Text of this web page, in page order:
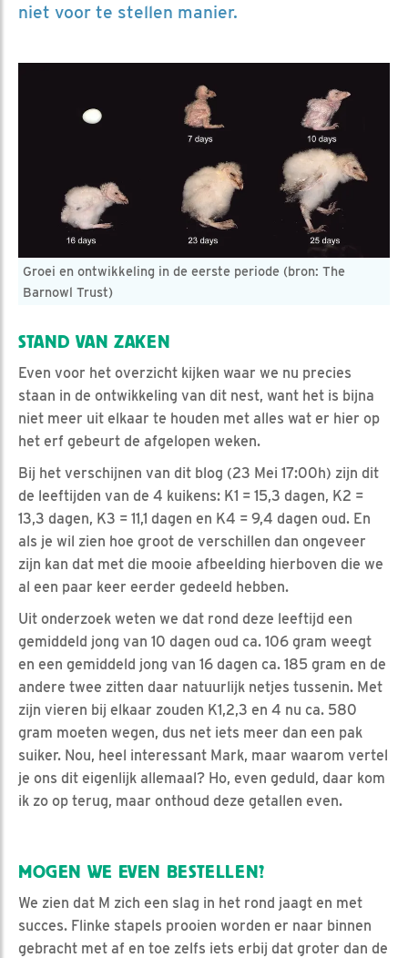
niet voor te stellen manier.
Groei en ontwikkeling in de eerste periode (bron: The
Barnowl Trust)
STAND VAN ZAKEN
Even voor het overzicht kijken waar we nu precies
staan in de ontwikkeling van dit nest, want het is bijna
niet meer uit elkaar te houden met alles wat er hier op
het erf gebeurt de afgelopen weken.
Bij het verschijnen van dit blog (23 Mei 17:00h) zijn dit
de leeftijden van de 4 kuikens: K1 = 15,3 dagen, K2 =
13,3 dagen, K3 = 11,1 dagen en K4 = 9,4 dagen oud. En
als je wil zien hoe groot de verschillen dan ongeveer
zijn kan dat met die mooie afbeelding hierboven die we
al een paar keer eerder gedeeld hebben.
Uit onderzoek weten we dat rond deze leeftijd een
gemiddeld jong van 10 dagen oud ca. 106 gram weegt
en een gemiddeld jong van 16 dagen ca. 185 gram en de
andere twee zitten daar natuurlijk netjes tussenin. Met
zijn vieren bij elkaar zouden K1,2,3 en 4 nu ca. 580
gram moeten wegen, dus net iets meer dan een pak
suiker. Nou, heel interessant Mark, maar waarom vertel
je ons dit eigenlijk allemaal? Ho, even geduld, daar kom
ik zo op terug, maar onthoud deze getallen even.
MOGEN WE EVEN BESTELLEN?
We zien dat M zich een slag in het rond jaagt en met
succes. Flinke stapels prooien worden er naar binnen
gebracht met af en toe zelfs iets erbij dat groter dan de